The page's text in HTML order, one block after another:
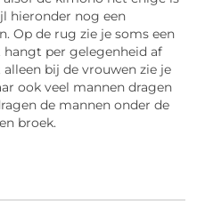
hieronder nog een
Op de rug zie je soms een
hangt per gelegenheid af
bij de vrouwen zie je
ook veel mannen dragen
de mannen onder de
broek.